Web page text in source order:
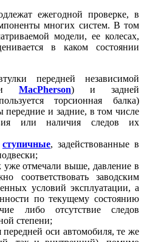
ежегодной проверке, в
многих систем. В том
модели, ее колесах,
в каком состоянии
передней независимой
MacPherson) и задней
торсионная балка)
передние и задние, в том числе
или наличия следов их
ступичные, задействованные в
уже отмечали выше, давление в
соответствовать заводским
условий эксплуатации, а
по текущему состоянию
либо отсутствие следов
степени;
оси автомобиля, те же